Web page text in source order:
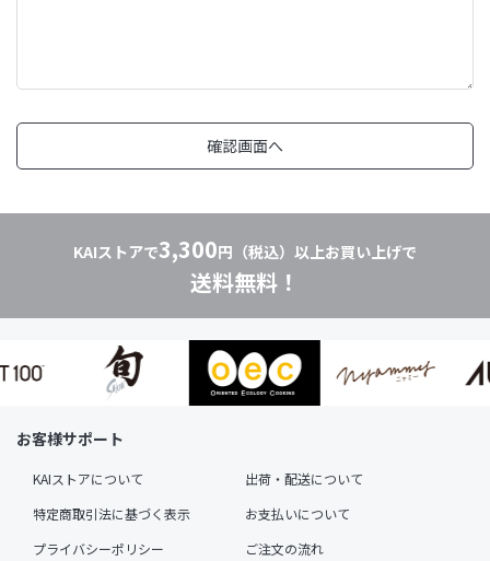
KAIストアで3,300円（税込）以上お買い上げで
送料無料！
お客様サポート
KAIストアについて
出荷・配送について
特定商取引法に基づく表示
お支払いについて
プライバシーポリシー
ご注文の流れ